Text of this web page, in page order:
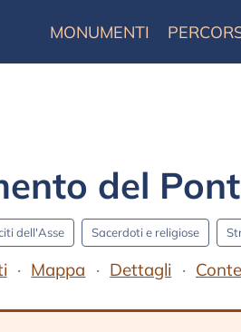
MONUMENTI
del
dell'Asse Sacerdoti e religiose
Mappa Dettagli